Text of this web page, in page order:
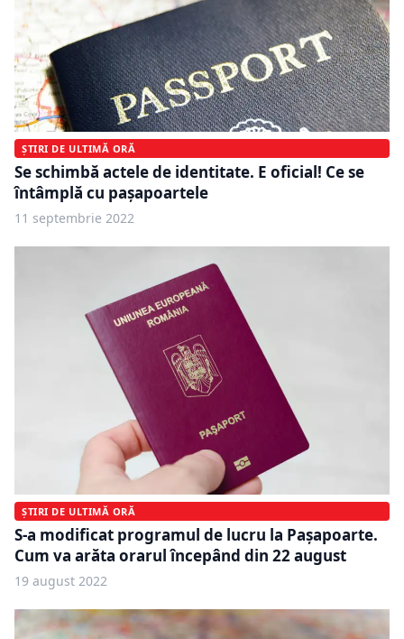
ȘTIRI DE ULTIMĂ ORĂ
Se schimbă actele de identitate. E oficial! Ce se
întâmplă cu pașapoartele
11 septembrie 2022
ȘTIRI DE ULTIMĂ ORĂ
S-a modificat programul de lucru la Pașapoarte.
Cum va arăta orarul începând din 22 august
19 august 2022